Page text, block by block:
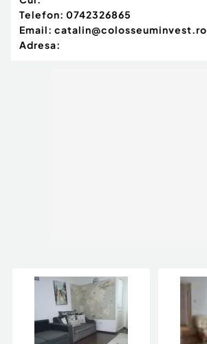
Telefon: 0742326865
Email: catalin@colosseuminvest.ro
Adresa: